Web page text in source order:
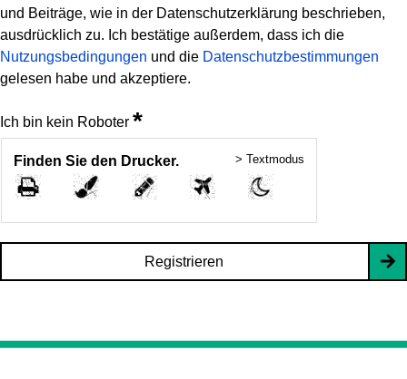
und Beiträge, wie in der Datenschutzerklärung beschrieben,
ausdrücklich zu. Ich bestätige außerdem, dass ich die
Nutzungsbedingungen und die Datenschutzbestimmungen
gelesen habe und akzeptiere.
Ich bin kein Roboter *
Finden Sie den Drucker. > Textmodus
Registrieren